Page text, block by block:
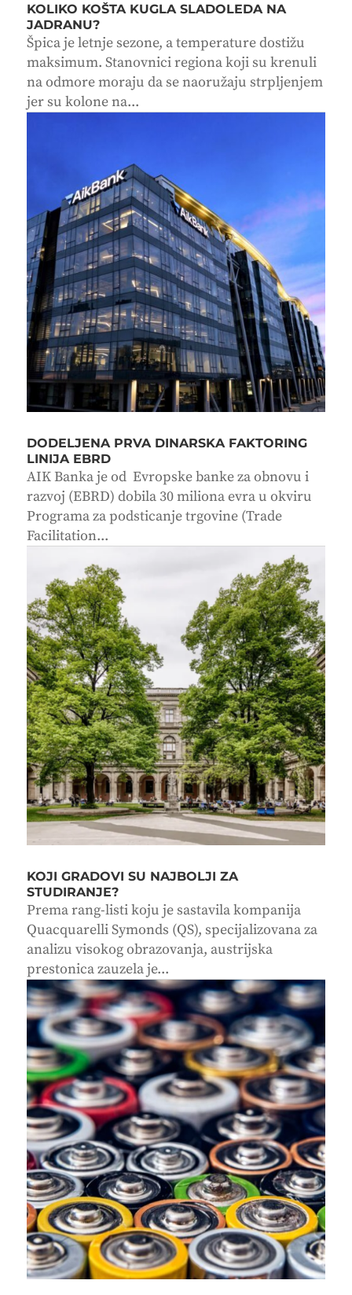
KOLIKO KOŠTA KUGLA SLADOLEDA NA
JADRANU?
Špica je letnje sezone, a temperature dostižu
maksimum. Stanovnici regiona koji su krenuli
na odmore moraju da se naoružaju strpljenjem
jer su kolone na...
DODELJENA PRVA DINARSKA FAKTORING
LINIJA EBRD
AIK Banka je od Evropske banke za obnovu i
razvoj (EBRD) dobila 30 miliona evra u okviru
Programa za podsticanje trgovine (Trade
Facilitation...
KOJI GRADOVI SU NAJBOLJI ZA
STUDIRANJE?
Prema rang-listi koju je sastavila kompanija
Quacquarelli Symonds (QS), specijalizovana za
analizu visokog obrazovanja, austrijska
prestonica zauzela je...